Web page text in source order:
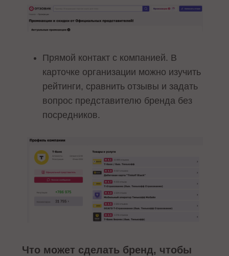
Прямой контакт с компанией. В
карточке организации можно изучить
рейтинги, сравнить отзывы и задать
вопрос представителю бренда без
посредников.
Что может сделать бренд, чтобы